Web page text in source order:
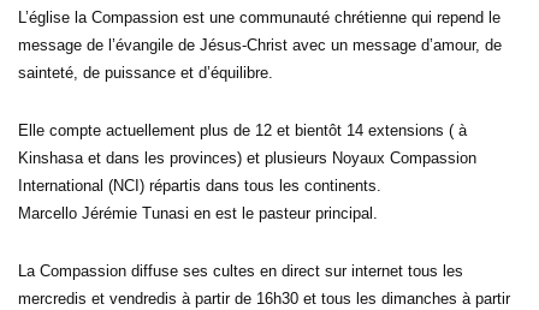
L’église la Compassion est une communauté chrétienne qui repend le
message de l’évangile de Jésus-Christ avec un message d’amour, de
sainteté, de puissance et d’équilibre.
Elle compte actuellement plus de 12 et bientôt 14 extensions ( à
Kinshasa et dans les provinces) et plusieurs Noyaux Compassion
International (NCI) répartis dans tous les continents.
Marcello Jérémie Tunasi en est le pasteur principal.
La Compassion diffuse ses cultes en direct sur internet tous les
mercredis et vendredis à partir de 16h30 et tous les dimanches à partir